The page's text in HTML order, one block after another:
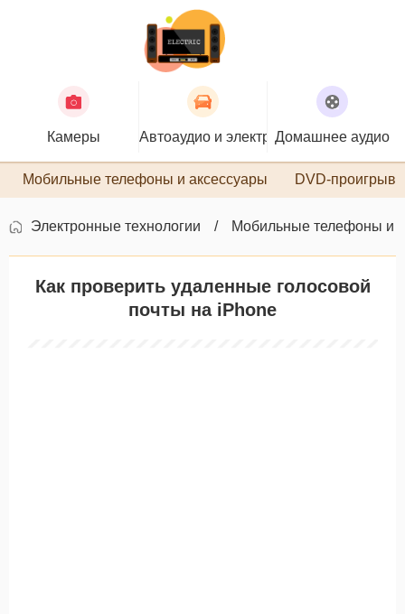
Камеры Автоаудио и электроникаДомашнее аудио
Мобильные телефоны и аксессуары DVD-
Электронные технологии Мобильные телефоны и
Как проверить удаленные голосовой
почты на iPhone